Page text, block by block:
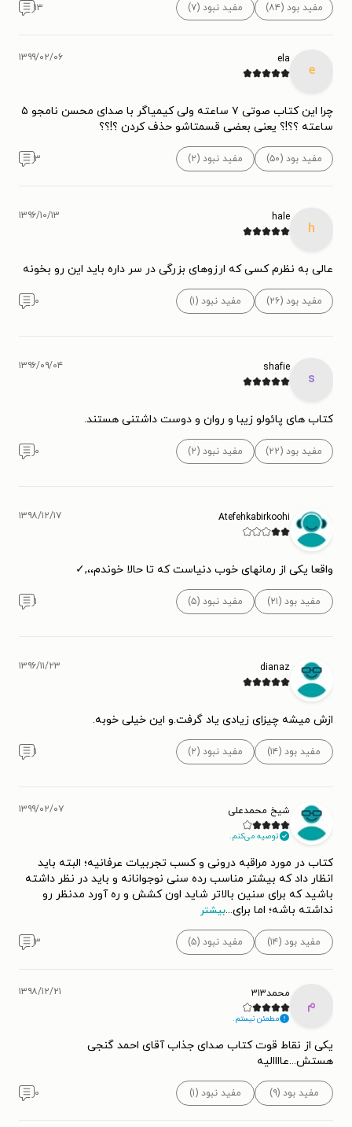
مفید بود (۸۴) مفید نبود (۷) ۱۳
e
ela ۱۳۹۹/۰۲/۰۶
چرا این کتاب صوتی ۷ ساعته ولی کیمیاگر با صدای محسن نامجو ۵
ساعته ؟؟!؟ یعنی بعضی قسمتاشو حذف کردن ؟!؟؟
مفید بود (۵۰) مفید نبود (۲) ۳
h
hale ۱۳۹۶/۱۰/۱۳
عالی به نظرم کسی که ارزوهای بزرگی در سر داره باید این رو بخونه
مفید بود (۲۶) مفید نبود (۱) ۰
s
shafie ۱۳۹۶/۰۹/۰۴
کتاب های پائولو زیبا و روان و دوست داشتنی هستند.
مفید بود (۲۲) مفید نبود (۲) ۰
Atefehkabirkoohi ۱۳۹۸/۱۲/۱۷
واقعا یکی از رمانهای خوب دنیاست که تا حالا خوندم،،,✓
مفید بود (۲۱) مفید نبود (۵) ۱
dianaz ۱۳۹۶/۱۱/۲۳
ازش میشه چیزای زیادی یاد گرفت.و این خیلی خوبه.
مفید بود (۱۴) مفید نبود (۲) ۱
شیخ محمدعلی
توصیه می‌کنم.
۱۳۹۹/۰۲/۰۷
کتاب در مورد مراقبه درونی و کسب تجربیات عرفانیه؛ البته باید
انظار داد که بیشتر مناسب رده سنی نوجوانانه و باید در نظر داشته
باشید که برای سنین بالاتر شاید اون کشش و ره آورد مدنظر رو
نداشته باشه؛ اما برای...بیشتر
مفید بود (۱۴) مفید نبود (۵) ۳
م
محمد۳۱۳
مطمئن نیستم.
۱۳۹۸/۱۲/۲۱
یکی از نقاط قوت کتاب صدای جذاب آقای احمد گنجی
هستش...عاااالیه
مفید بود (۹) مفید نبود (۱) ۰